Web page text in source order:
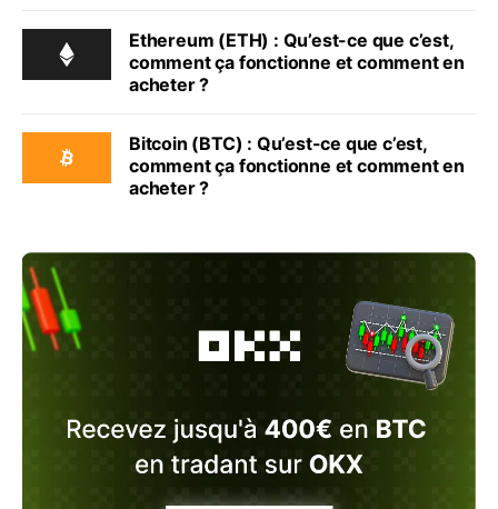
Ethereum (ETH) : Qu’est-ce que c’est,
comment ça fonctionne et comment en
acheter ?
Bitcoin (BTC) : Qu’est-ce que c’est,
comment ça fonctionne et comment en
acheter ?